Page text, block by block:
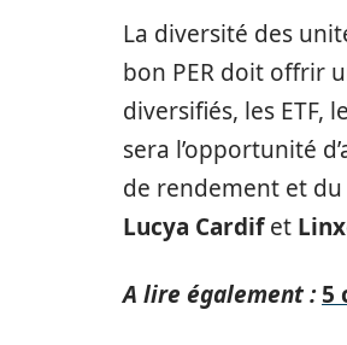
La diversité des
bon PER doit offrir
diversifiés, les ETF,
sera l’opportunité
de rendement et du
Lucya Cardifet
A lire également : 5